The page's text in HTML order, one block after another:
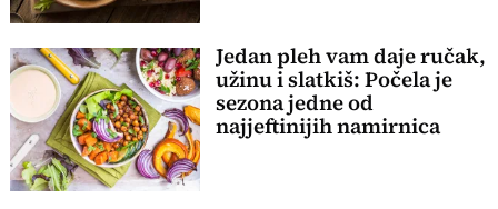
Jedan pleh vam daje ručak,
užinu i slatkiš: Počela je
sezona jedne od
najjeftinijih namirnica